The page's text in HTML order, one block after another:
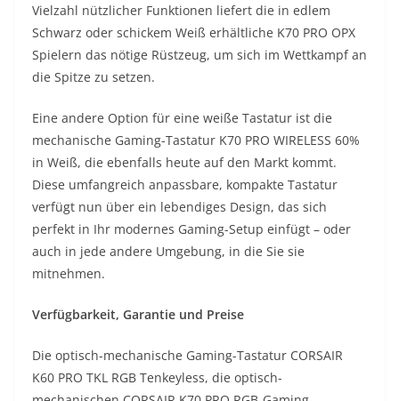
Vielzahl nützlicher Funktionen liefert die in edlem
Schwarz oder schickem Weiß erhältliche K70 PRO OPX
Spielern das nötige Rüstzeug, um sich im Wettkampf an
die Spitze zu setzen.
Eine andere Option für eine weiße Tastatur ist die
mechanische Gaming-Tastatur K70 PRO WIRELESS 60%
in Weiß, die ebenfalls heute auf den Markt kommt.
Diese umfangreich anpassbare, kompakte Tastatur
verfügt nun über ein lebendiges Design, das sich
perfekt in Ihr modernes Gaming-Setup einfügt – oder
auch in jede andere Umgebung, in die Sie sie
mitnehmen.
Verfügbarkeit, Garantie und Preise
Die optisch-mechanische Gaming-Tastatur CORSAIR
K60 PRO TKL RGB Tenkeyless, die optisch-